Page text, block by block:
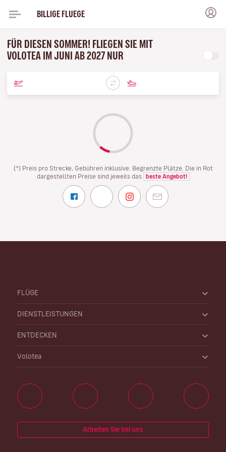
BILLIGE FLUEGE
FÜR DIESEN SOMMER! FLIEGEN SIE MIT
VOLOTEA IM JUNI AB 2027 NUR
(*) Preis pro Strecke, Gebühren inklusive. Begrenzte Plätze. Die in Rot
dargestellten Preise sind jeweils das
beste Angebot!
FLÜGE
DIENSTLEISTUNGEN
ENTDECKEN
Volotea
Arbeiten Sie bei uns